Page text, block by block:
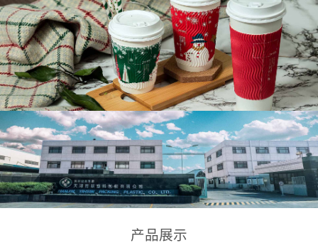
产品展示